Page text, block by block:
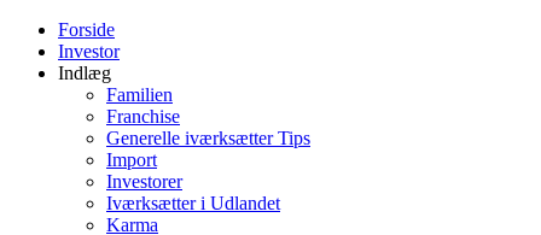
Forside
Investor
Indlæg
Familien
Franchise
Generelle iværksætter Tips
Import
Investorer
Iværksætter i Udlandet
Karma